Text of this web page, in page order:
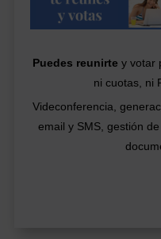
Puedes reunirte y votar
ni cuotas, ni
Videconferencia,
email y SMS, gestión